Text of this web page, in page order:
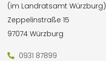
(im Landratsamt Würzburg)
Zeppelinstraße 15
97074 Würzburg
0931 87899